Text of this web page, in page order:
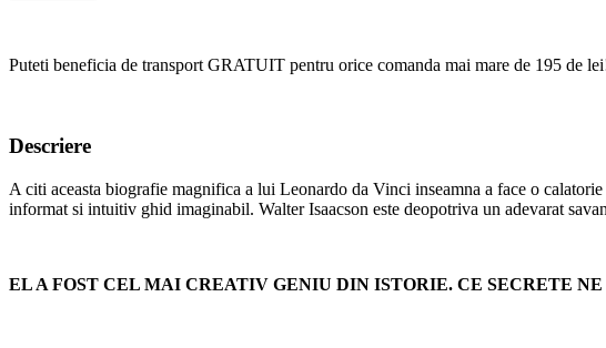
Puteti beneficia de transport GRATUIT pentru orice comanda mai mare de 195 de
Descriere
A citi aceasta biografie magnifica a lui Leonardo da Vinci inseamna a face o
informat si intuitiv ghid imaginabil. Walter Isaacson este deopotriva un adevarat
EL A FOST CEL MAI CREATIV GENIU DIN ISTORIE. CE SECRETE